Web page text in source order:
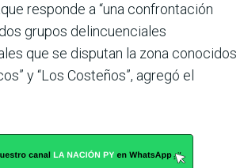
responde a “una confrontación
grupos delincuenciales
que se disputan la zona conocidos
y “Los Costeños”, agregó el